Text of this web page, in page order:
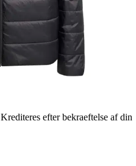
Krediteres efter bekraeftelse af din